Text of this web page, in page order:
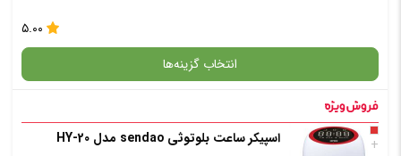
۵.۰۰
انتخاب گزینه‌ها
گارانتی+ اسپیکر ساعت بلوتوثی sendao مدل HY-20